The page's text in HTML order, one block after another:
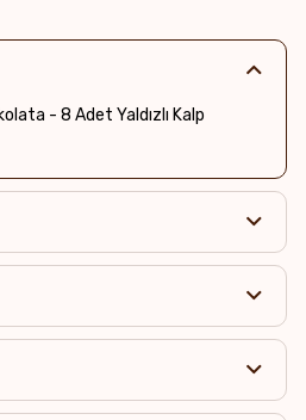
- 8 Adet Yaldızlı Kalp